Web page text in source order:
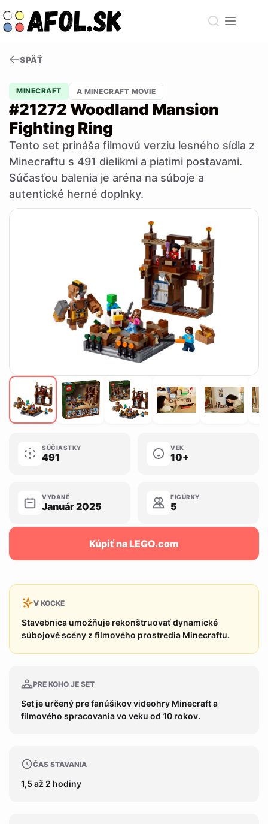
to
content
SPÄŤ
MINECRAFT A MINECRAFT MOVIE
#21272 Woodland Mansion
Fighting Ring
Tento set prináša filmovú verziu lesného sídla z
Minecraftu s 491 dielikmi a piatimi postavami.
Súčasťou balenia je aréna na súboje a
autentické herné doplnky.
SÚČIASTKY
491
VEK
10+
VYDANÉ
Január 2025
FIGÚRKY
5
Kúpiť na LEGO.com
V KOCKE
Stavebnica umožňuje rekonštruovať dynamické
súbojové scény z filmového prostredia Minecraftu.
PRE KOHO JE SET
Set je určený pre fanúšikov videohry Minecraft a
filmového spracovania vo veku od 10 rokov.
ČAS STAVANIA
1,5 až 2 hodiny